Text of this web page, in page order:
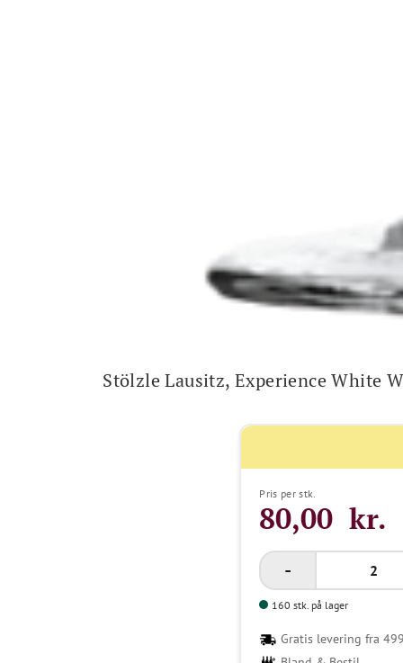
Stölzle Lausitz, Experience White
Pris per stk.
80,00 kr.
Gratis levering fra
160 stk. på lager